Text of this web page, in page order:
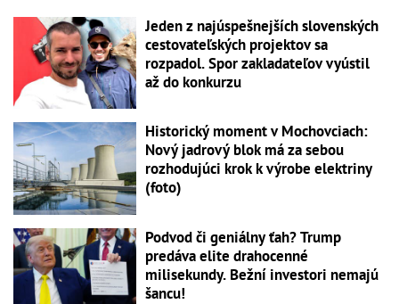
Jeden z najúspešnejších slovenských
cestovateľských projektov sa
rozpadol. Spor zakladateľov vyústil
až do konkurzu
Historický moment v Mochovciach:
Nový jadrový blok má za sebou
rozhodujúci krok k výrobe elektriny
(foto)
Podvod či geniálny ťah? Trump
predáva elite drahocenné
milisekundy. Bežní investori nemajú
šancu!